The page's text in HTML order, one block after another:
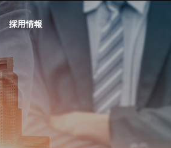
採用情報
会社概要